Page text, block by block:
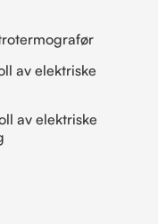
av elektriske
av elektriske